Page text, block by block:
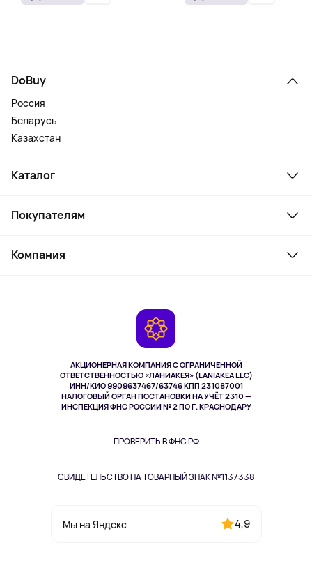
АКЦИОНЕРНАЯ КОМПАНИЯ С ОГРАНИЧЕННОЙ
ОТВЕТСТВЕННОСТЬЮ «ЛАНИАКЕЯ» (LANIAKEA LLC)
ИНН/КИО 9909637467/63746 КПП 231087001
НАЛОГОВЫЙ ОРГАН ПОСТАНОВКИ НА УЧЁТ 2310 —
ИНСПЕКЦИЯ ФНС РОССИИ № 2 ПО Г. КРАСНОДАРУ
ПРОВЕРИТЬ В ФНС РФ
СВИДЕТЕЛЬСТВО НА ТОВАРНЫЙ ЗНАК №1137338
Мы на Яндекс 4,9
DoBuy
Россия
Беларусь
Казахстан
Каталог
Ноутбуки, мониторы, VR
Косметика и уход
Здоровье питомцев
Одежда и аксессуары
Покупателям
Как заказать
Компания